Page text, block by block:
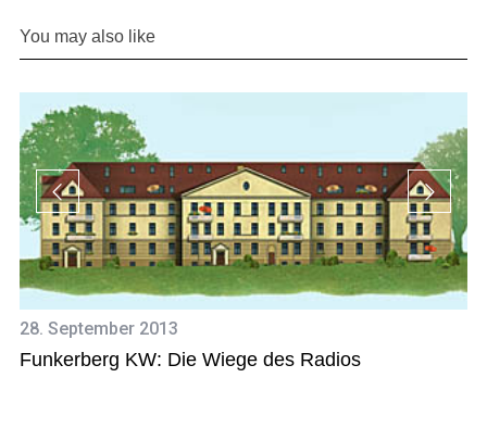
You may also like
28. September 2013
Funkerberg KW: Die Wiege des Radios